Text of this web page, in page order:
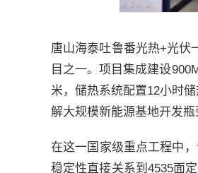
唐山海泰吐鲁番光热+光伏
目之一。项目集成建设
米，储热系统配置12小时
解大规模新能源基地开发
在这一国家级重点工程中
稳定性直接关系到4535面